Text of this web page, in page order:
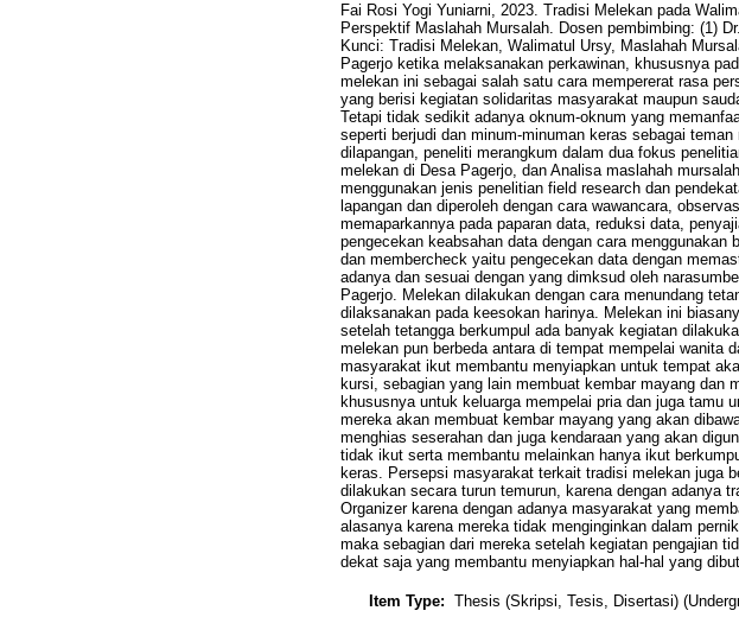
Fai Rosi Yogi Yuniarni, 2023. Tradisi Melekan pada
Perspektif Maslahah Mursalah. Dosen pembimbing: (1)
Kunci: Tradisi Melekan, Walimatul Ursy, Maslahah
Pagerjo ketika melaksanakan perkawinan, khususnya
melekan ini sebagai salah satu cara mempererat rasa
yang berisi kegiatan solidaritas masyarakat maupun
Tetapi tidak sedikit adanya oknum-oknum yang
seperti berjudi dan minum-minuman keras sebagai
dilapangan, peneliti merangkum dalam dua fokus
melekan di Desa Pagerjo, dan Analisa maslahah
menggunakan jenis penelitian field research dan
lapangan dan diperoleh dengan cara wawancara,
memaparkannya pada paparan data, reduksi data,
pengecekan keabsahan data dengan cara
dan membercheck yaitu pengecekan data dengan
adanya dan sesuai dengan yang dimksud oleh
Pagerjo. Melekan dilakukan dengan cara menundang
dilaksanakan pada keesokan harinya. Melekan ini
setelah tetangga berkumpul ada banyak kegiatan
melekan pun berbeda antara di tempat mempelai wanita
masyarakat ikut membantu menyiapkan untuk tempat
kursi, sebagian yang lain membuat kembar mayang dan
khususnya untuk keluarga mempelai pria dan juga tamu
mereka akan membuat kembar mayang yang akan
menghias seserahan dan juga kendaraan yang akan
tidak ikut serta membantu melainkan hanya ikut
keras. Persepsi masyarakat terkait tradisi melekan juga
dilakukan secara turun temurun, karena dengan adanya
Organizer karena dengan adanya masyarakat yang
alasanya karena mereka tidak menginginkan dalam
maka sebagian dari mereka setelah kegiatan pengajian
dekat saja yang membantu menyiapkan hal-hal yang
Item Type: Thesis (Skripsi, Tesis, Disertasi)